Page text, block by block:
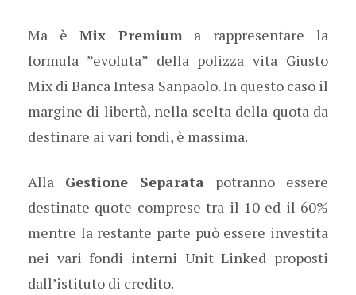
Ma è Mix Premiuma rappresentare la
formula ”evoluta” della polizza vita Giusto
Mix di Banca Intesa Sanpaolo. In questo caso il
margine di libertà, nella scelta della quota da
destinare ai vari fondi, è massima.
Alla Gestione Separata potranno essere
destinate quote comprese tra il 10 ed il 60%
mentre la restante parte può essere investita
nei vari fondi interni Unit Linked proposti
dall’istituto di credito.